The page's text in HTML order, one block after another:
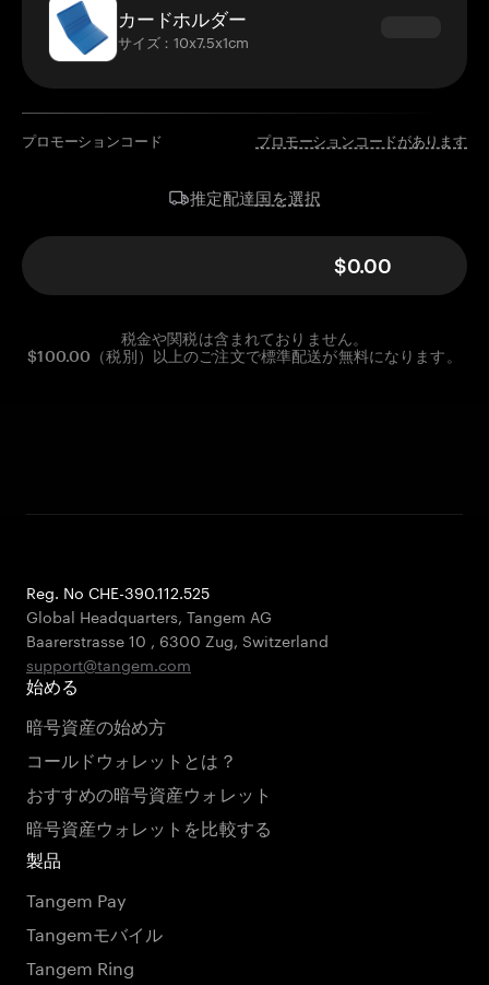
カードホルダー
サイズ：10x7.5x1cm
プロモーションコード プロモーションコードがあります
推定配達国を選択
$0.00
税金や関税は含まれておりません。
$100.00（税別）以上のご注文で標準配送が無料になります。
Reg. No CHE-390.112.525
Global Headquarters, Tangem AG
Baarerstrasse 10 , 6300 Zug, Switzerland
support@tangem.com
始める
暗号資産の始め方
コールドウォレットとは？
おすすめの暗号資産ウォレット
暗号資産ウォレットを比較する
製品
Tangem Pay
Tangemモバイル
Tangem Ring